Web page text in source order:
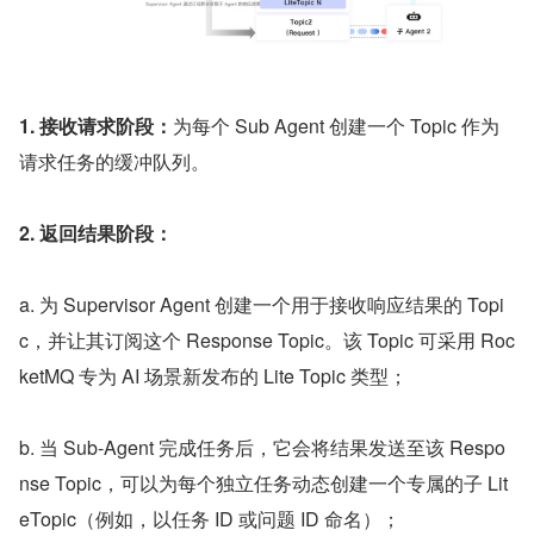
1. 接收请求阶段： 为每个 Sub Agent 创建一个 Topic 作为
请求任务的缓冲队列。
2. 返回结果阶段：
a. 为 Supervisor Agent 创建一个用于接收响应结果的 Topi
c，并让其订阅这个 Response Topic。该 Topic 可采用 Roc
ketMQ 专为 AI 场景新发布的 Lite Topic 类型；
b. 当 Sub-Agent 完成任务后，它会将结果发送至该 Respo
nse Topic，可以为每个独立任务动态创建一个专属的子 Lit
eTopic（例如，以任务 ID 或问题 ID 命名）；